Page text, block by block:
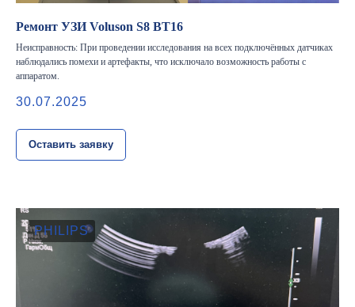
Ремонт УЗИ Voluson S8 BT16
Неисправность: При проведении исследования на всех подключённых датчиках
наблюдались помехи и артефакты, что исключало возможность работы с
аппаратом.
30.07.2025
Оставить заявку
PHILIPS